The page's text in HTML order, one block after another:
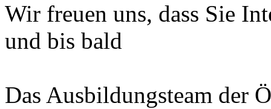
Wir freuen uns, dass Sie
und bis bald
Das Ausbildungsteam der